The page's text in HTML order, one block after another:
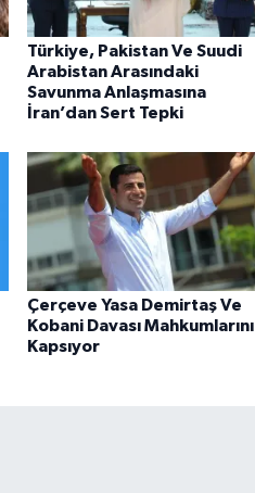
Türkiye, Pakistan Ve Suudi
Arabistan Arasındaki
Savunma Anlaşmasına
İran’dan Sert Tepki
Çerçeve Yasa Demirtaş Ve
Kobani Davası Mahkumlarını
Kapsıyor